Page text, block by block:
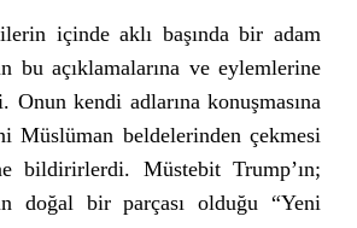
içinde aklı başında bir adam
bu açıklamalarına ve eylemlerine
kendi adlarına konuşmasına
Müslüman beldelerinden çekmesi
bildirirlerdi. Müstebit Trump’ın;
doğal bir parçası olduğu “Yeni